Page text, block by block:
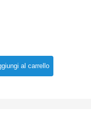
al carrello